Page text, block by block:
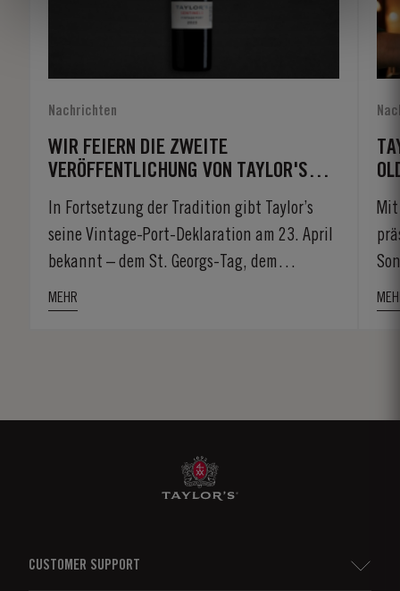
Nachrichten
WIR FEIERN DIE ZWEITE
VERÖFFENTLICHUNG VON TAYLOR'S
In Fortsetzung der Tradition gibt Taylor’s
seine Vintage-Port-Deklaration am 23. April
bekannt – dem St. Georgs-Tag, dem
Schutzpatron...
MEHR
Mit
CUSTOMER SUPPORT